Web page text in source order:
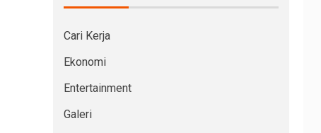
Cari Kerja
Ekonomi
Entertainment
Galeri